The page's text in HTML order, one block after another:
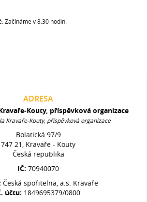
Začínáme v 8:30 hodin.
ADRESA
Kouty, příspěvková organizace
Kravaře-Kouty, příspěvková organizace
Bolatická 97/9
747 21, Kravaře - Kouty
Česká republika
IČ:70940070
Česká spořitelna, a.s. Kravaře
účtu: 1849695379/0800